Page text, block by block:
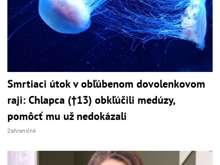
Smrtiaci útok v obľúbenom dovolenkovom
raji: Chlapca (†13) obkľúčili medúzy,
pomôcť mu už nedokázali
Zahraničné